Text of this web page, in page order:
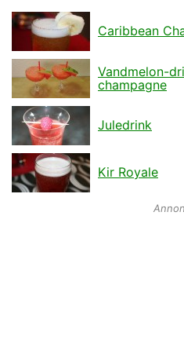
Caribbean
Vandmelon-
champagne
Juledrink
Kir Royale